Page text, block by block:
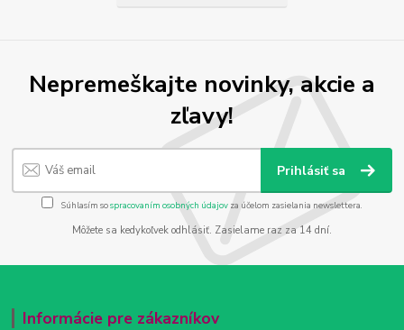
Nepremeškajte novinky, akcie a
zľavy!
Prihlásiť sa
Súhlasím sospracovaním osobných údajov za účelom zasielania newslettera.
Môžete sa kedykoľvek odhlásiť. Zasielame raz za 14 dní.
Informácie pre zákazníkov